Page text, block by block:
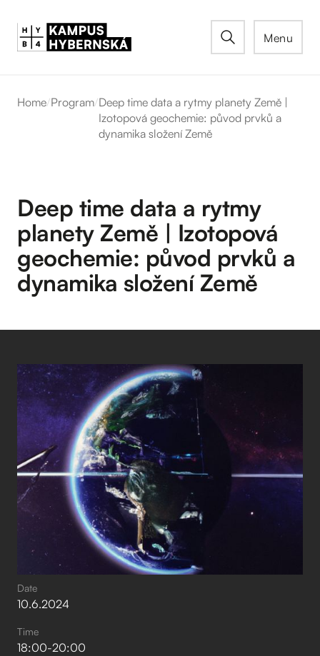
Menu
Home/Program/Deep time data a rytmy planety Země |
Izotopová geochemie: původ prvků a
dynamika složení Země
Deep time data a rytmy
planety Země | Izotopová
geochemie: původ prvků a
dynamika složení Země
Date
10.6.2024
Time
18:00-20:00